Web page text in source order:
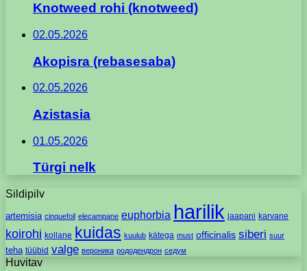
Knotweed rohi (knotweed)
02.05.2026
Akopisra (rebasesaba)
02.05.2026
Azistasia
01.05.2026
Türgi nelk
Sildipilv
artemisia cinquefoil elecampane euphorbia harilik jaapani karvane
koirohi kollane kuidas kuulub kätega must officinalis siberi suur
teha tüübid valge вероника рододендрон седум
Huvitav